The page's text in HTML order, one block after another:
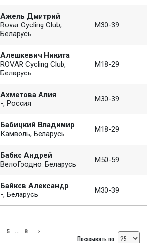
Показывать по
Ажель Дмитрий
Rovar Cycling Club,
Беларусь
M30-39
Алешкевич Никита
ROVAR Cycling Club,
Беларусь
M18-29
Ахметова Алия
-, Россия
M30-39
Бабицкий Владимир
Камволь, Беларусь
M18-29
Бабко Андрей
ВелоГродно, Беларусь
M50-59
Байков Александр
-, Беларусь
M30-39
5 … 8 >